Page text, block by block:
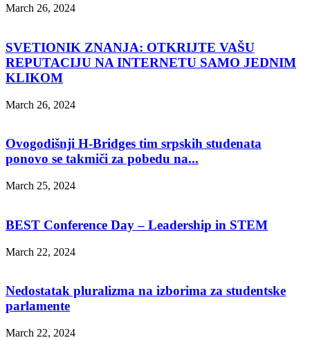
March 26, 2024
SVETIONIK ZNANJA: OTKRIJTE VAŠU
REPUTACIJU NA INTERNETU SAMO JEDNIM
KLIKOM
March 26, 2024
Ovogodišnji H-Bridges tim srpskih studenata
ponovo se takmiči za pobedu na...
March 25, 2024
BEST Conference Day – Leadership in STEM
March 22, 2024
Nedostatak pluralizma na izborima za studentske
parlamente
March 22, 2024